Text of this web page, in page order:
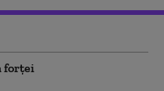
forței